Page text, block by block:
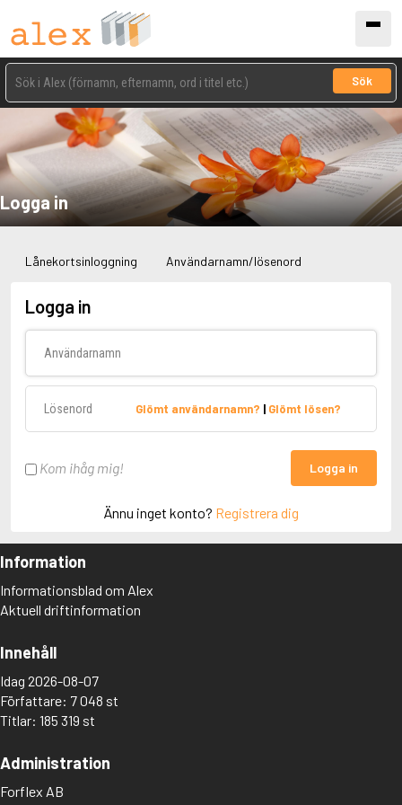
Sök
Logga in
Lånekortsinloggning Användarnamn/lösenord
Logga in
Glömt användarnamn? | Glömt lösen?
Kom ihåg mig! Logga in
Ännu inget konto? Registrera dig
Information
Informationsblad om Alex
Aktuell driftinformation
Innehåll
Idag 2026-08-07
Författare: 7 048 st
Titlar: 185 319 st
Administration
Forflex AB